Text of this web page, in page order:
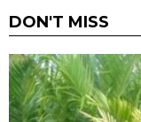
DON'T MISS